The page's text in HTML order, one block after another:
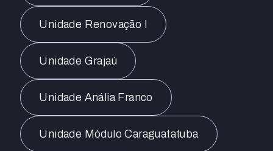
Unidade Renovação I
Unidade Grajaú
Unidade Anália Franco
Unidade Módulo Caraguatatuba